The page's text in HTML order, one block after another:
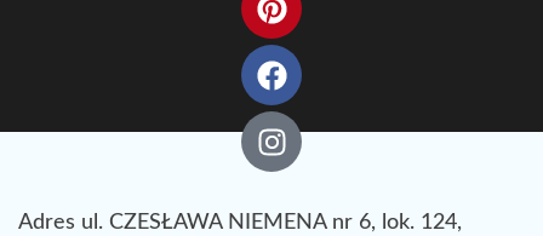
Adres ul. CZESŁAWA NIEMENA nr 6, lok. 124,